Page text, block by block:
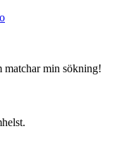
matchar min sökning!